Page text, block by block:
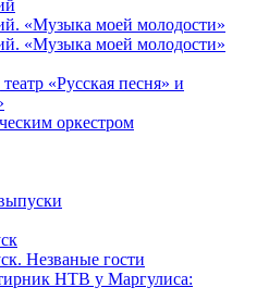
«Музыка моей молодости»
«Музыка моей молодости»
«Русская песня» и
оркестром
Незваные гости
НТВ у Маргулиса: